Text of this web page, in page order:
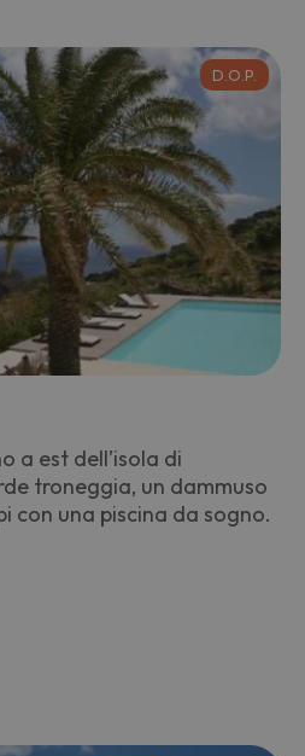
D.O.P.
a est dell’isola di
troneggia, un dammuso
con una piscina da sogno.